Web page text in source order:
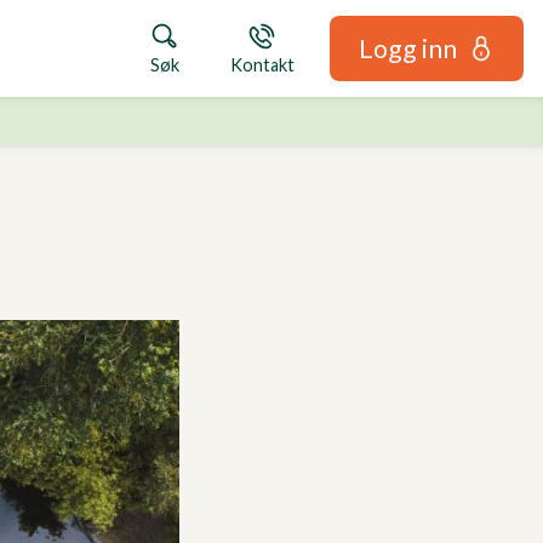
Søk Kontakt
Logg inn